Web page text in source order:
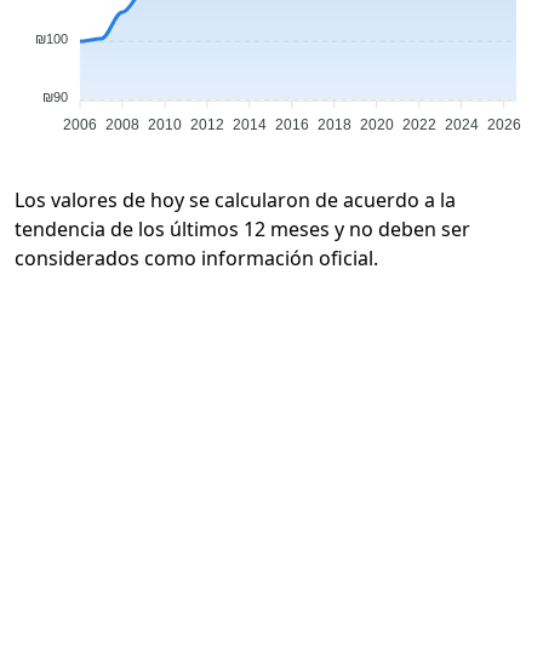
₪100
₪90
2006 2008 2010 2012 2014 2016 2018 2020 2022 2024 2026
Los valores de hoy se calcularon de acuerdo a la
tendencia de los últimos 12 meses y no deben ser
considerados como información oficial.